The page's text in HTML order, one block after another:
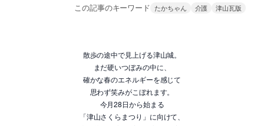
この記事のキーワード たかちゃん 介護 津山瓦版
散歩の途中で見上げる津山城。
まだ硬いつぼみの中に、
確かな春のエネルギーを感じて
思わず笑みがこぼれます。
今月28日から始まる
「津山さくらまつり」に向けて、